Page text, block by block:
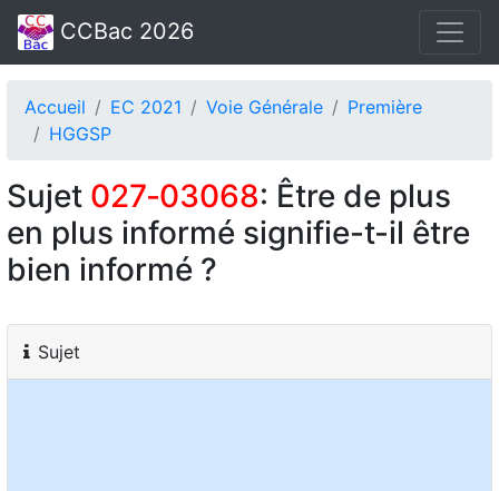
CCBac 2026
Accueil EC 2021 Voie Générale
Première
HGGSP
Sujet 027‑03068: Être de plus
en plus informé signifie-t-il être
bien informé ?
Sujet